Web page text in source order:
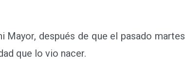
después de que el pasado martes
que lo vio nacer.